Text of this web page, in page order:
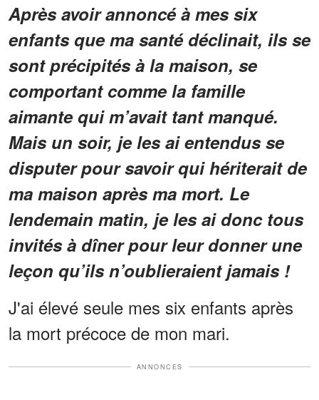
Après avoir annoncé à mes six
enfants que ma santé déclinait, ils se
sont précipités à la maison, se
comportant comme la famille
aimante qui m’avait tant manqué.
Mais un soir, je les ai entendus se
disputer pour savoir qui hériterait de
ma maison après ma mort. Le
lendemain matin, je les ai donc tous
invités à dîner pour leur donner une
leçon qu’ils n’oublieraient jamais !
J'ai élevé seule mes six enfants après
la mort précoce de mon mari.
ANNONCES